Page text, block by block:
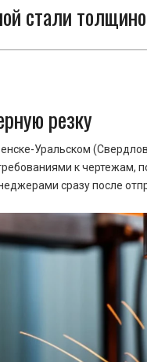
стали
резку
Уральском
к чертежам,
сразу после